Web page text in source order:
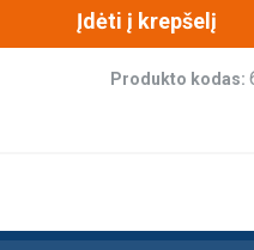
Įdėti į krepšelį
Produkto kodas: